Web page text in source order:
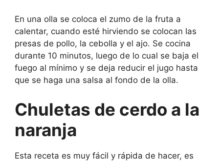
En una olla se coloca el zumo de la fruta a
calentar, cuando esté hirviendo se colocan las
presas de pollo, la cebolla y el ajo. Se cocina
durante 10 minutos, luego de lo cual se baja el
fuego al mínimo y se deja reducir el jugo hasta
que se haga una salsa al fondo de la olla.
Chuletas de cerdo a la
naranja
Esta receta es muy fácil y rápida de hacer, es